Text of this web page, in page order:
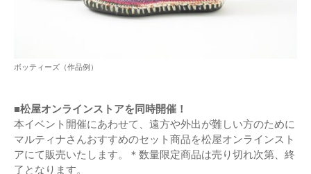
ボッティーズ（作品例）
■松屋オンラインストアを同時開催！
本イベント開催にあわせて、遠方や外出が難しい方のために
マルティナさんおすすめのセット商品を松屋オンラインスト
アにて販売いたします。＊数量限定商品は売り切れ次第、終
了となります。